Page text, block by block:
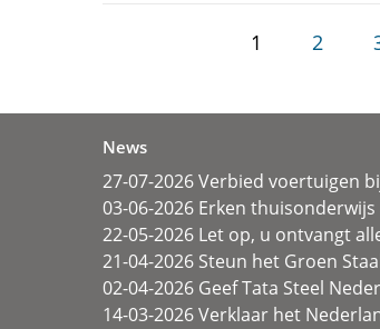
1 2
News
27-07-2026 Verbied voertuigen
03-06-2026 Erken
22-05-2026 Let op, u ontvangt
21-04-2026 Steun het Groen
02-04-2026 Geef Tata Steel
14-03-2026 Verklaar het